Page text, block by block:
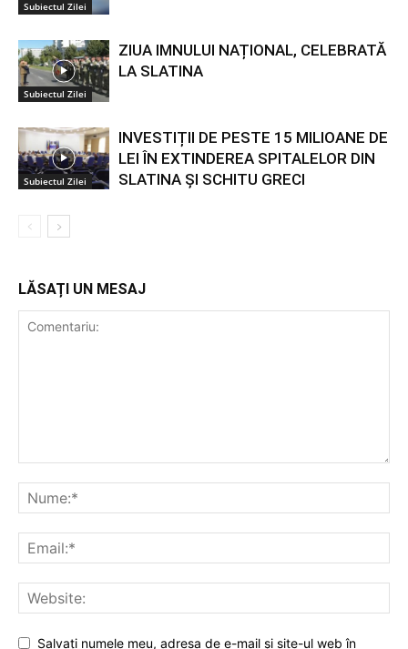
Subiectul Zilei
Subiectul Zilei
ZIUA IMNULUI NAȚIONAL, CELEBRATĂ
LA SLATINA
Subiectul Zilei
INVESTIȚII DE PESTE 15 MILIOANE DE
LEI ÎN EXTINDEREA SPITALELOR DIN
SLATINA ȘI SCHITU GRECI
LĂSAȚI UN MESAJ
Salvați numele meu, adresa de e-mail și site-ul web în